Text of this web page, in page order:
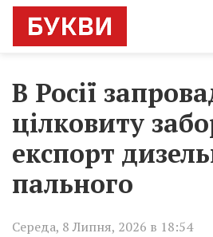
В Росії
цілковиту
експорт
пального
Середа, 8 Липня, 2026 в 18:54